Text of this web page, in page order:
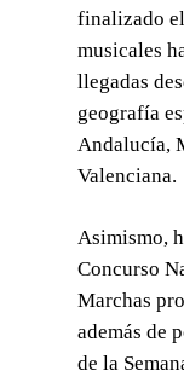
finalizado
musicales
llegadas
geografía
Andalucía,
Valenciana.
Asimismo,
Concurso
Marchas
además de
de la